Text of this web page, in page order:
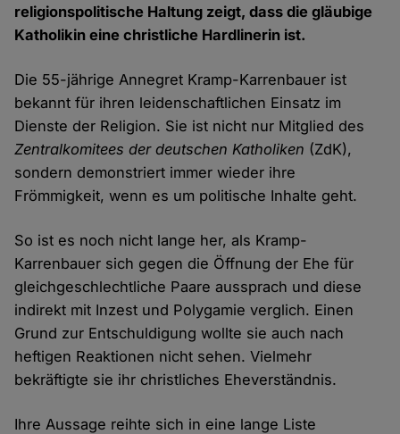
religionspolitische Haltung zeigt, dass die gläubige
Katholikin eine christliche Hardlinerin ist.
Die 55-jährige Annegret Kramp-Karrenbauer ist
bekannt für ihren leidenschaftlichen Einsatz im
Dienste der Religion. Sie ist nicht nur Mitglied des
Zentralkomitees der deutschen Katholiken (ZdK),
sondern demonstriert immer wieder ihre
Frömmigkeit, wenn es um politische Inhalte geht.
So ist es noch nicht lange her, als Kramp-
Karrenbauer sich gegen die Öffnung der Ehe für
gleichgeschlechtliche Paare aussprach und diese
indirekt mit Inzest und Polygamie verglich. Einen
Grund zur Entschuldigung wollte sie auch nach
heftigen Reaktionen nicht sehen. Vielmehr
bekräftigte sie ihr christliches Eheverständnis.
Ihre Aussage reihte sich in eine lange Liste